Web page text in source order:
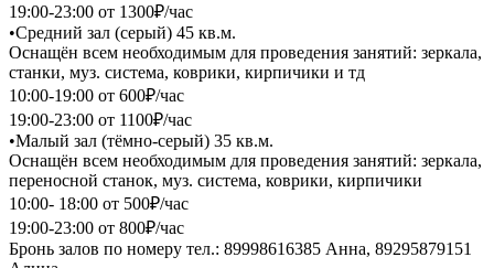
19:00-23:00 от 1300₽/час
•Средний зал (серый) 45 кв.м.
Оснащён всем необходимым для проведения занятий: зеркала,
станки, муз. система, коврики, кирпичики и тд
10:00-19:00 от 600₽/час
19:00-23:00 от 1100₽/час
•Малый зал (тёмно-серый) 35 кв.м.
Оснащён всем необходимым для проведения занятий: зеркала,
переносной станок, муз. система, коврики, кирпичики
10:00- 18:00 от 500₽/час
19:00-23:00 от 800₽/час
Бронь залов по номеру тел.: 89998616385 Анна, 89295879151